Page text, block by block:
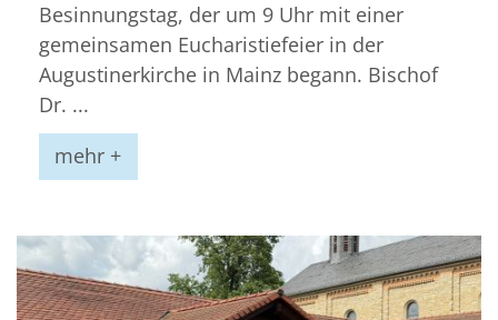
Besinnungstag, der um 9 Uhr mit einer
gemeinsamen Eucharistiefeier in der
Augustinerkirche in Mainz begann. Bischof
Dr. ...
mehr +